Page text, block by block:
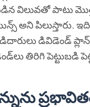
విలువతో పాటు
అని పిలుస్తారు.
డివిడెండ్
తిరిగి పెట్టుబడి